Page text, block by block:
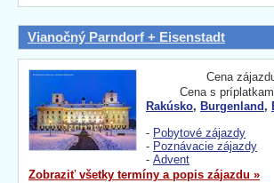
Vianočný Parndorf + Eisenstadt
Cena
Cena s
Rakúsko, Burgenland ,
- Pobytové zájazdy
- Poznávacie zájazdy
- Advent
Zobraziť všetky termíny a popis zájazdu »